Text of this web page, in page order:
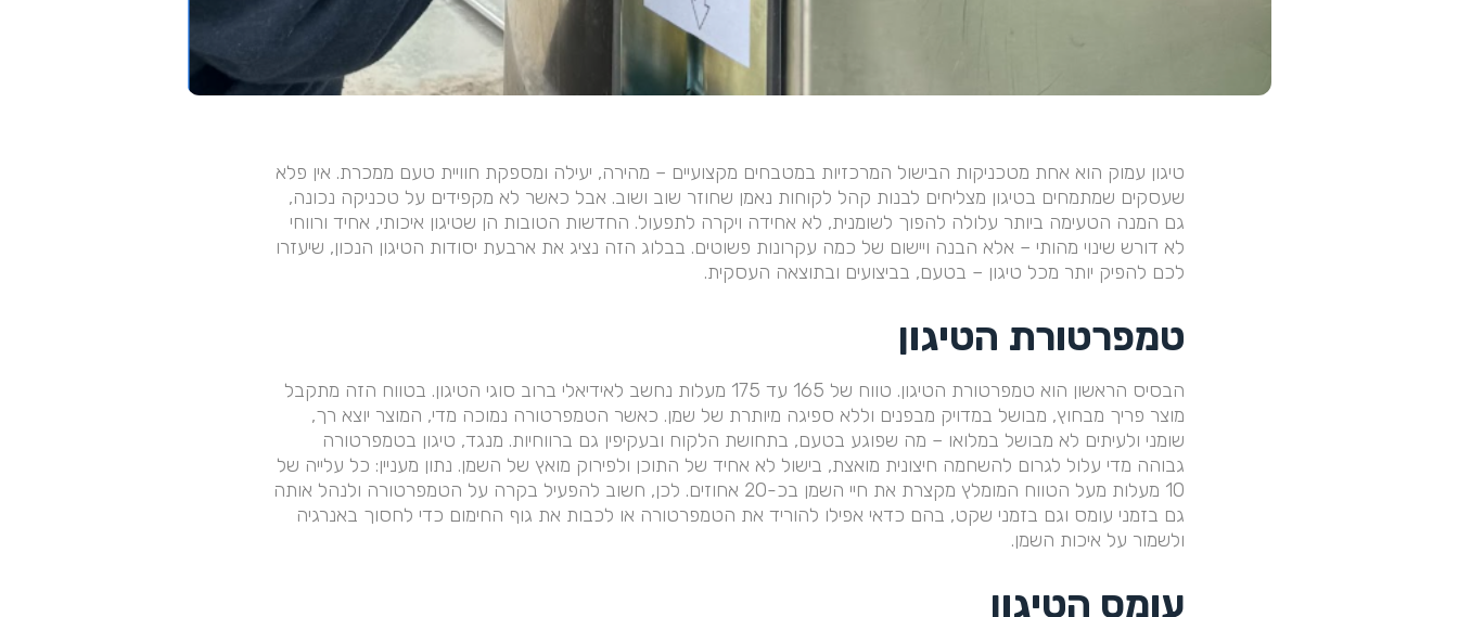
טיגון עמוק הוא אחת מטכניקות הבישול המרכזיות במטבחים מקצועיים – מהירה, יעילה ומספקת חוויית טעם ממכרת. אין פלא
שעסקים שמתמחים בטיגון מצליחים לבנות קהל לקוחות נאמן שחוזר שוב ושוב. אבל כאשר לא מקפידים על טכניקה נכונה,
גם המנה הטעימה ביותר עלולה להפוך לשומנית, לא אחידה ויקרה לתפעול. החדשות הטובות הן שטיגון איכותי, אחיד ורווחי
לא דורש שינוי מהותי – אלא הבנה ויישום של כמה עקרונות פשוטים. בבלוג הזה נציג את ארבעת יסודות הטיגון הנכון, שיעזרו
לכם להפיק יותר מכל טיגון – בטעם, בביצועים ובתוצאה העסקית.
טמפרטורת הטיגון
הבסיס הראשון הוא טמפרטורת הטיגון. טווח של 165 עד 175 מעלות נחשב לאידיאלי ברוב סוגי הטיגון. בטווח הזה מתקבל
מוצר פריך מבחוץ, מבושל במדויק מבפנים וללא ספיגה מיותרת של שמן. כאשר הטמפרטורה נמוכה מדי, המוצר יוצא רך,
שומני ולעיתים לא מבושל במלואו – מה שפוגע בטעם, בתחושת הלקוח ובעקיפין גם ברווחיות. מנגד, טיגון בטמפרטורה
גבוהה מדי עלול לגרום להשחמה חיצונית מואצת, בישול לא אחיד של התוכן ולפירוק מואץ של השמן. נתון מעניין: כל עלייה של
10 מעלות מעל הטווח המומלץ מקצרת את חיי השמן בכ-20 אחוזים. לכן, חשוב להפעיל בקרה על הטמפרטורה ולנהל אותה
גם בזמני עומס וגם בזמני שקט, בהם כדאי אפילו להוריד את הטמפרטורה או לכבות את גוף החימום כדי לחסוך באנרגיה
ולשמור על איכות השמן.
‍עומס הטיגון